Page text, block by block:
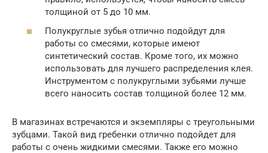
толщиной от 5 до 10 мм.
Полукруглые зубья отлично подойдут для
работы со смесями, которые имеют
синтетический состав. Кроме того, их можно
использовать для лучшего распределения клея.
Инструментом с полукруглыми зубьями лучше
всего наносить состав толщиной более 12 мм.
В магазинах встречаются и экземпляры с треугольными
зубцами. Такой вид гребенки отлично подойдет для
работы с очень жидкими смесями. Также его можно